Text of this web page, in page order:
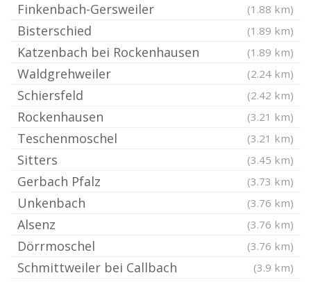
Finkenbach-Gersweiler (1.88 km)
Bisterschied (1.89 km)
Katzenbach bei Rockenhausen (1.89 km)
Waldgrehweiler (2.24 km)
Schiersfeld (2.42 km)
Rockenhausen (3.21 km)
Teschenmoschel (3.21 km)
Sitters (3.45 km)
Gerbach Pfalz (3.73 km)
Unkenbach (3.76 km)
Alsenz (3.76 km)
Dörrmoschel (3.76 km)
Schmittweiler bei Callbach (3.9 km)